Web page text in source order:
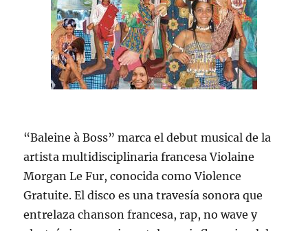
“Baleine à Boss” marca el debut musical de la
artista multidisciplinaria francesa Violaine
Morgan Le Fur, conocida como Violence
Gratuite. El disco es una travesía sonora que
entrelaza chanson francesa, rap, no wave y